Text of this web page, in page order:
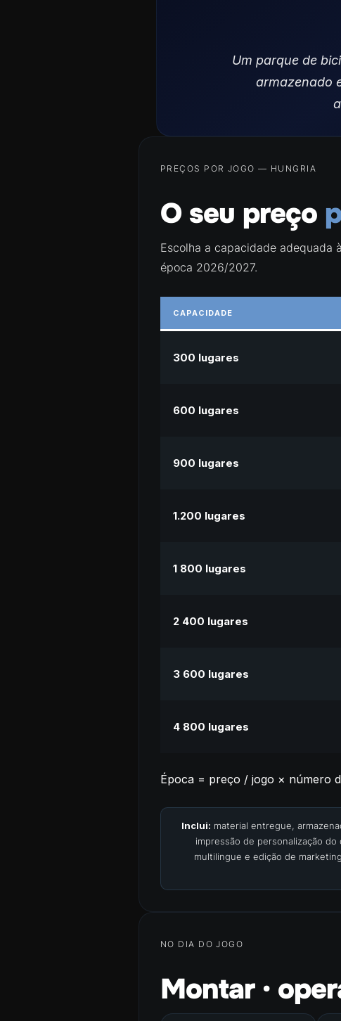
Um parque de
armazenado
PREÇOS POR JOGO — HUNGRIA
O seu preço
Escolha a capacidade adequada
época 2026/2027.
CAPACIDADE
300 lugares
600 lugares
900 lugares
1.200 lugares
1 800 lugares
2 400 lugares
3 600 lugares
4 800 lugares
Época = preço / jogo × número
Inclui: material entregue,
impressão de personalização
multilingue e edição de
NO DIA DO JOGO
Montar ·